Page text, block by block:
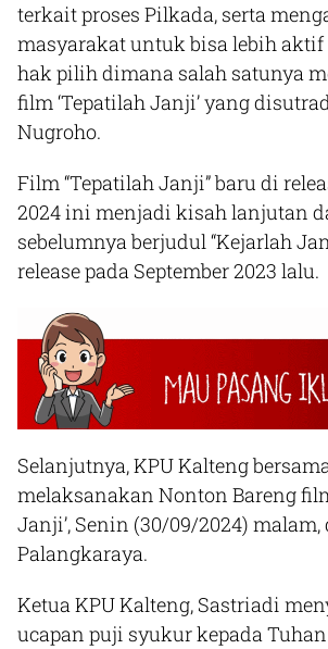
terkait proses Pilkada, serta
masyarakat untuk bisa lebih
hak pilih dimana salah satunya
film ‘Tepatilah Janji’ yang
Nugroho.
Film “Tepatilah Janji” baru di
2024 ini menjadi kisah lanjutan
sebelumnya berjudul “Kejarlah
release pada September 2023 lalu.
Selanjutnya, KPU Kalteng
melaksanakan Nonton Bareng
Janji’, Senin (30/09/2024)
Palangkaraya.
Ketua KPU Kalteng, Sastriadi
ucapan puji syukur kepada